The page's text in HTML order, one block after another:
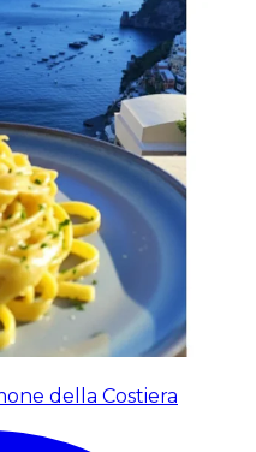
della Costiera